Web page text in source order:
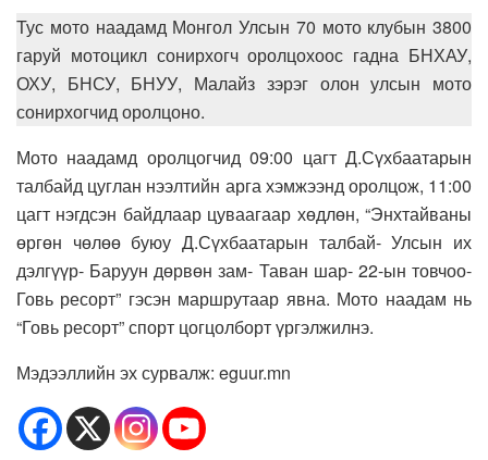
Тус мото наадамд Монгол Улсын 70 мото клубын 3800
гаруй мотоцикл сонирхогч оролцохоос гадна БНХАУ,
ОХУ, БНСУ, БНУУ, Малайз зэрэг олон улсын мото
сонирхогчид оролцоно.
Мото наадамд оролцогчид 09:00 цагт Д.Сүхбаатарын
талбайд цуглан нээлтийн арга хэмжээнд оролцож, 11:00
цагт нэгдсэн байдлаар цуваагаар хөдлөн, “Энхтайваны
өргөн чөлөө буюу Д.Сүхбаатарын талбай- Улсын их
дэлгүүр- Баруун дөрвөн зам- Таван шар- 22-ын товчоо-
Говь ресорт” гэсэн маршрутаар явна. Мото наадам нь
“Говь ресорт” спорт цогцолборт үргэлжилнэ.
Мэдээллийн эх сурвалж: eguur.mn